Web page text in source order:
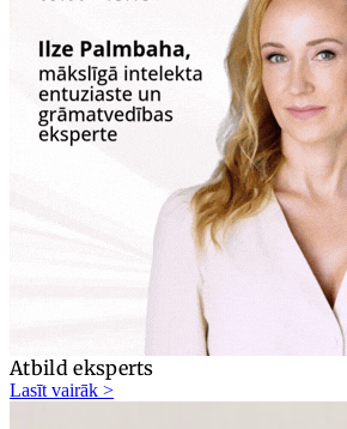
Atbild eksperts
Lasīt vairāk >